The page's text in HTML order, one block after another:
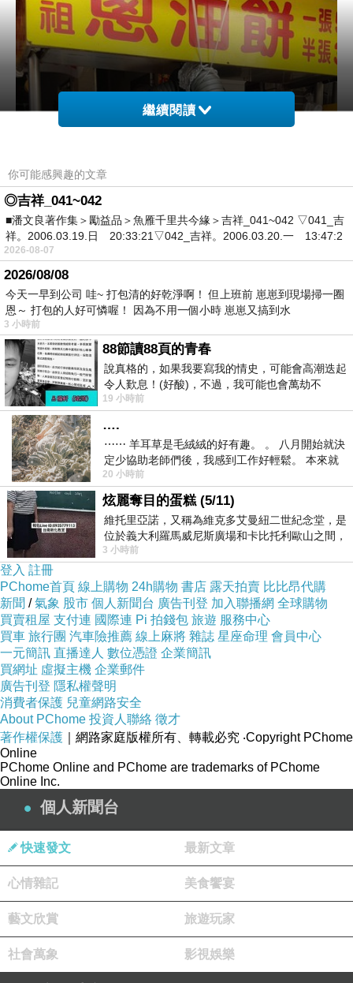
終於找到啦！幸好今天有營業
我們點了一個半張要自己吃，一個一張要給朋友
繼續閱讀
你可能感興趣的文章
◎吉祥_041~042
■潘文良著作集＞勵益品＞魚雁千里共今緣＞吉祥_041~042 ▽041_吉
祥。2006.03.19.日 20:33:21▽042_吉祥。2006.03.20.一 13:47:2
2026-08-07
2026/08/08
今天一早到公司 哇~ 打包清的好乾淨啊！ 但上班前 崽崽到現場掃一圈
恩～ 打包的人好可憐喔！ 因為不用一個小時 崽崽又搞到水
3 小時前
88節讀88頁的青春
說真格的，如果我要寫我的情史，可能會高潮迭起
令人歎息！(好酸)，不過，我可能也會萬劫不
復...，每天跪鍵盤還是被判了花心的罪
19 小時前
….
⋯⋯ 羊耳草是毛絨絨的好有趣。 。 八月開始就決
定少協助老師們後，我感到工作好輕鬆。 本來就
不是我的工作啊。 真
20 小時前
炫麗奪目的蛋糕 (5/11)
維托里亞諾，又稱為維克多艾曼紐二世紀念堂，是
位於義大利羅馬威尼斯廣場和卡比托利歐山之間，
用以紀念統一義大利統一後的的第一位國
3 小時前
登入 註冊
PChome首頁 線上購物 24h購物 書店 露天拍賣 比比昂代購
新聞 /氣象 股市 個人新聞台 廣告刊登 加入聯播網 全球購物
買賣租屋 支付連 國際連 Pi 拍錢包 旅遊 服務中心
買車 旅行團 汽車險推薦 線上麻將 雜誌 星座命理 會員中心
一元簡訊 直播達人 數位憑證 企業簡訊
買網址 虛擬主機 企業郵件
廣告刊登 隱私權聲明
消費者保護 兒童網路安全
About PChome 投資人聯絡 徵才
著作權保護 ｜網路家庭版權所有、轉載必究 ‧Copyright PChome
Online
PChome Online and PChome are trademarks of PChome
Online Inc.
個人新聞台
快速發文 最新文章
心情雜記 美食饗宴
藝文欣賞 旅遊玩家
社會萬象 影視娛樂